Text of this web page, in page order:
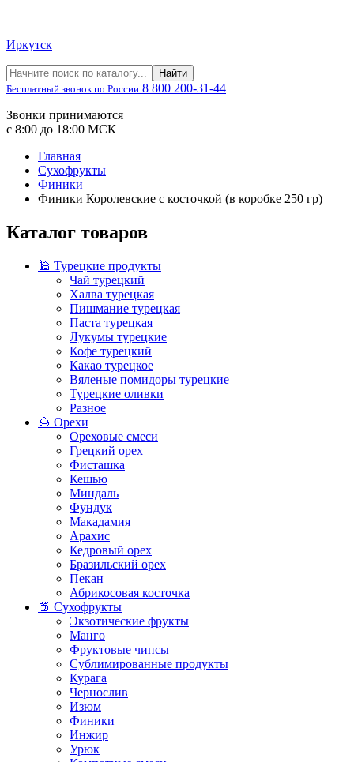
Иркутск
Найти
Бесплатный звонок по России:8 800 200-31-44
Звонки принимаются
с 8:00 до 18:00 МСК
Главная
Сухофрукты
Финики
Финики Королевские с косточкой (в коробке 250 гр)
Каталог товаров
🕌 Турецкие продукты
Чай турецкий
Халва турецкая
Пишмание турецкая
Паста турецкая
Лукумы турецкие
Кофе турецкий
Какао турецкое
Вяленые помидоры турецкие
Турецкие оливки
Разное
🌰 Орехи
Ореховые смеси
Грецкий орех
Фисташка
Кешью
Миндаль
Фундук
Макадамия
Арахис
Кедровый орех
Бразильский орех
Пекан
Абрикосовая косточка
🍑 Сухофрукты
Экзотические фрукты
Манго
Фруктовые чипсы
Сублимированные продукты
Курага
Чернослив
Изюм
Финики
Инжир
Урюк